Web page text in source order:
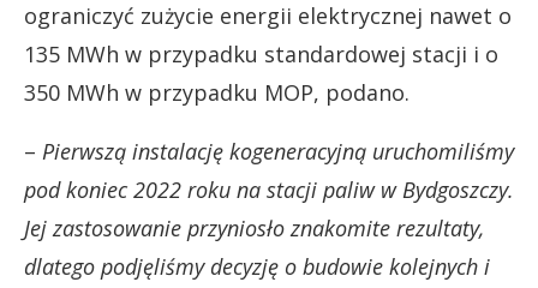
ograniczyć zużycie energii elektrycznej nawet o
135 MWh w przypadku standardowej stacji i o
350 MWh w przypadku MOP, podano.
– Pierwszą instalację kogeneracyjną uruchomiliśmy
pod koniec 2022 roku na stacji paliw w Bydgoszczy.
Jej zastosowanie przyniosło znakomite rezultaty,
dlatego podjęliśmy decyzję o budowie kolejnych i